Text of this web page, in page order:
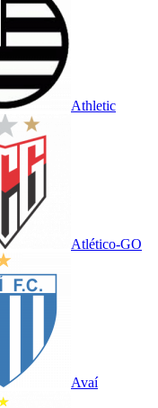
Athletic
Atlético-GO
Avaí